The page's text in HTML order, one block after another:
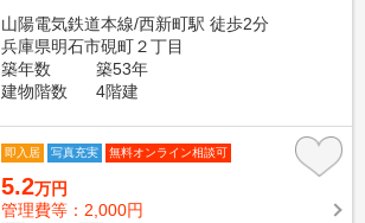
山陽電気鉄道本線/西新町駅 徒歩2分
兵庫県明石市硯町２丁目
築年数
築53年
建物階数
4階建
即入居 写真充実 無料オンライン相談可
5.2万円
管理費等：2,000円